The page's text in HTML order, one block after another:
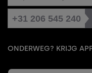
+31 206 545 240
ONDERWEG? KRIJG